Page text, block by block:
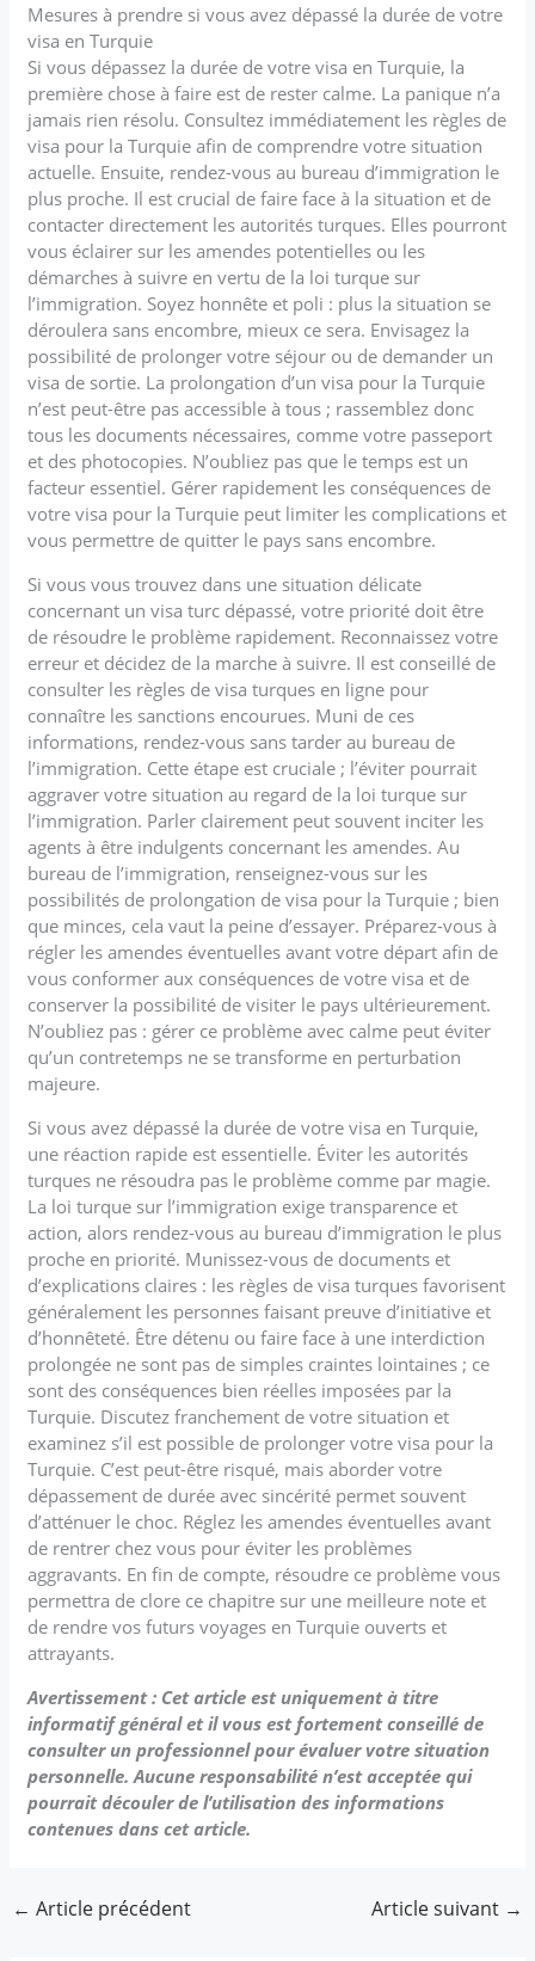
Mesures à prendre si vous avez dépassé la durée de votre
visa en Turquie
Si vous dépassez la durée de votre visa en Turquie, la
première chose à faire est de rester calme. La panique n’a
jamais rien résolu. Consultez immédiatement les règles de
visa pour la Turquie afin de comprendre votre situation
actuelle. Ensuite, rendez-vous au bureau d’immigration le
plus proche. Il est crucial de faire face à la situation et de
contacter directement les autorités turques. Elles pourront
vous éclairer sur les amendes potentielles ou les
démarches à suivre en vertu de la loi turque sur
l’immigration. Soyez honnête et poli : plus la situation se
déroulera sans encombre, mieux ce sera. Envisagez la
possibilité de prolonger votre séjour ou de demander un
visa de sortie. La prolongation d’un visa pour la Turquie
n’est peut-être pas accessible à tous ; rassemblez donc
tous les documents nécessaires, comme votre passeport
et des photocopies. N’oubliez pas que le temps est un
facteur essentiel. Gérer rapidement les conséquences de
votre visa pour la Turquie peut limiter les complications et
vous permettre de quitter le pays sans encombre.
Si vous vous trouvez dans une situation délicate
concernant un visa turc dépassé, votre priorité doit être
de résoudre le problème rapidement. Reconnaissez votre
erreur et décidez de la marche à suivre. Il est conseillé de
consulter les règles de visa turques en ligne pour
connaître les sanctions encourues. Muni de ces
informations, rendez-vous sans tarder au bureau de
l’immigration. Cette étape est cruciale ; l’éviter pourrait
aggraver votre situation au regard de la loi turque sur
l’immigration. Parler clairement peut souvent inciter les
agents à être indulgents concernant les amendes. Au
bureau de l’immigration, renseignez-vous sur les
possibilités de prolongation de visa pour la Turquie ; bien
que minces, cela vaut la peine d’essayer. Préparez-vous à
régler les amendes éventuelles avant votre départ afin de
vous conformer aux conséquences de votre visa et de
conserver la possibilité de visiter le pays ultérieurement.
N’oubliez pas : gérer ce problème avec calme peut éviter
qu’un contretemps ne se transforme en perturbation
majeure.
Si vous avez dépassé la durée de votre visa en Turquie,
une réaction rapide est essentielle. Éviter les autorités
turques ne résoudra pas le problème comme par magie.
La loi turque sur l’immigration exige transparence et
action, alors rendez-vous au bureau d’immigration le plus
proche en priorité. Munissez-vous de documents et
d’explications claires : les règles de visa turques favorisent
généralement les personnes faisant preuve d’initiative et
d’honnêteté. Être détenu ou faire face à une interdiction
prolongée ne sont pas de simples craintes lointaines ; ce
sont des conséquences bien réelles imposées par la
Turquie. Discutez franchement de votre situation et
examinez s’il est possible de prolonger votre visa pour la
Turquie. C’est peut-être risqué, mais aborder votre
dépassement de durée avec sincérité permet souvent
d’atténuer le choc. Réglez les amendes éventuelles avant
de rentrer chez vous pour éviter les problèmes
aggravants. En fin de compte, résoudre ce problème vous
permettra de clore ce chapitre sur une meilleure note et
de rendre vos futurs voyages en Turquie ouverts et
attrayants.
Avertissement : Cet article est uniquement à titre
informatif général et il vous est fortement conseillé de
consulter un professionnel pour évaluer votre situation
personnelle. Aucune responsabilité n’est acceptée qui
pourrait découler de l’utilisation des informations
contenues dans cet article.
← Article précédent Article suivant →